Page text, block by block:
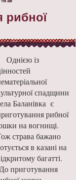
рибної
Однією із
спадщини
Баланівка є
рибної
на вогнищі.
страва бажано
в казані на
багатті.
До приготування